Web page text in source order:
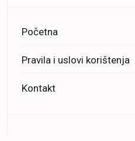
Početna
Pravila i uslovi korištenja
Kontakt